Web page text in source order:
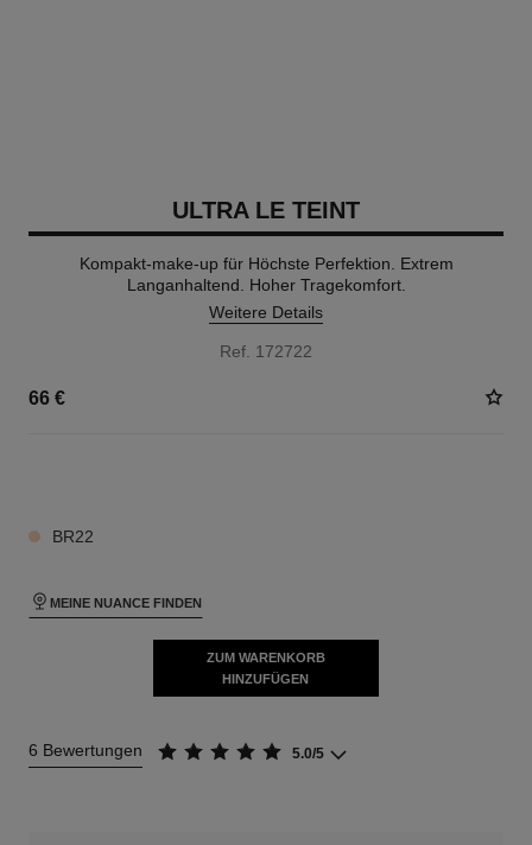
ULTRA LE TEINT
Kompakt-make-up für Höchste Perfektion. Extrem
Langanhaltend. Hoher Tragekomfort.
Weitere Details
Ref. 172722
66 €
BR22
MEINE NUANCE FINDEN
ZUM WARENKORB
HINZUFÜGEN
6 Bewertungen 5.0/5